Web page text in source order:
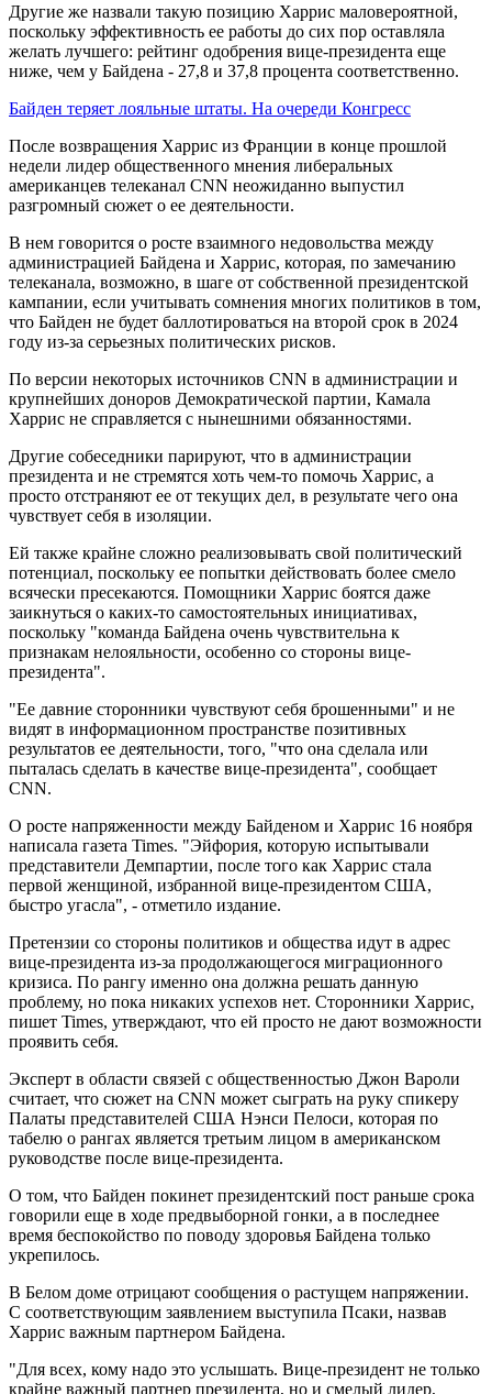
Другие же назвали такую позицию Харрис маловероятной,
поскольку эффективность ее работы до сих пор оставляла
желать лучшего: рейтинг одобрения вице-президента еще
ниже, чем у Байдена - 27,8 и 37,8 процента соответственно.
Байден теряет лояльные штаты. На очереди Конгресс
После возвращения Харрис из Франции в конце прошлой
недели лидер общественного мнения либеральных
американцев телеканал CNN неожиданно выпустил
разгромный сюжет о ее деятельности.
В нем говорится о росте взаимного недовольства между
администрацией Байдена и Харрис, которая, по замечанию
телеканала, возможно, в шаге от собственной президентской
кампании, если учитывать сомнения многих политиков в том,
что Байден не будет баллотироваться на второй срок в 2024
году из-за серьезных политических рисков.
По версии некоторых источников CNN в администрации и
крупнейших доноров Демократической партии, Камала
Харрис не справляется с нынешними обязанностями.
Другие собеседники парируют, что в администрации
президента и не стремятся хоть чем-то помочь Харрис, а
просто отстраняют ее от текущих дел, в результате чего она
чувствует себя в изоляции.
Ей также крайне сложно реализовывать свой политический
потенциал, поскольку ее попытки действовать более смело
всячески пресекаются. Помощники Харрис боятся даже
заикнуться о каких-то самостоятельных инициативах,
поскольку "команда Байдена очень чувствительна к
признакам нелояльности, особенно со стороны вице-
президента".
"Ее давние сторонники чувствуют себя брошенными" и не
видят в информационном пространстве позитивных
результатов ее деятельности, того, "что она сделала или
пыталась сделать в качестве вице-президента", сообщает
CNN.
О росте напряженности между Байденом и Харрис 16 ноября
написала газета Times. "Эйфория, которую испытывали
представители Демпартии, после того как Харрис стала
первой женщиной, избранной вице-президентом США,
быстро угасла", - отметило издание.
Претензии со стороны политиков и общества идут в адрес
вице-президента из-за продолжающегося миграционного
кризиса. По рангу именно она должна решать данную
проблему, но пока никаких успехов нет. Сторонники Харрис,
пишет Times, утверждают, что ей просто не дают возможности
проявить себя.
Эксперт в области связей с общественностью Джон Вароли
считает, что сюжет на CNN может сыграть на руку спикеру
Палаты представителей США Нэнси Пелоси, которая по
табелю о рангах является третьим лицом в американском
руководстве после вице-президента.
О том, что Байден покинет президентский пост раньше срока
говорили еще в ходе предвыборной гонки, а в последнее
время беспокойство по поводу здоровья Байдена только
укрепилось.
В Белом доме отрицают сообщения о растущем напряжении.
С соответствующим заявлением выступила Псаки, назвав
Харрис важным партнером Байдена.
"Для всех, кому надо это услышать. Вице-президент не только
крайне важный партнер президента, но и смелый лидер,